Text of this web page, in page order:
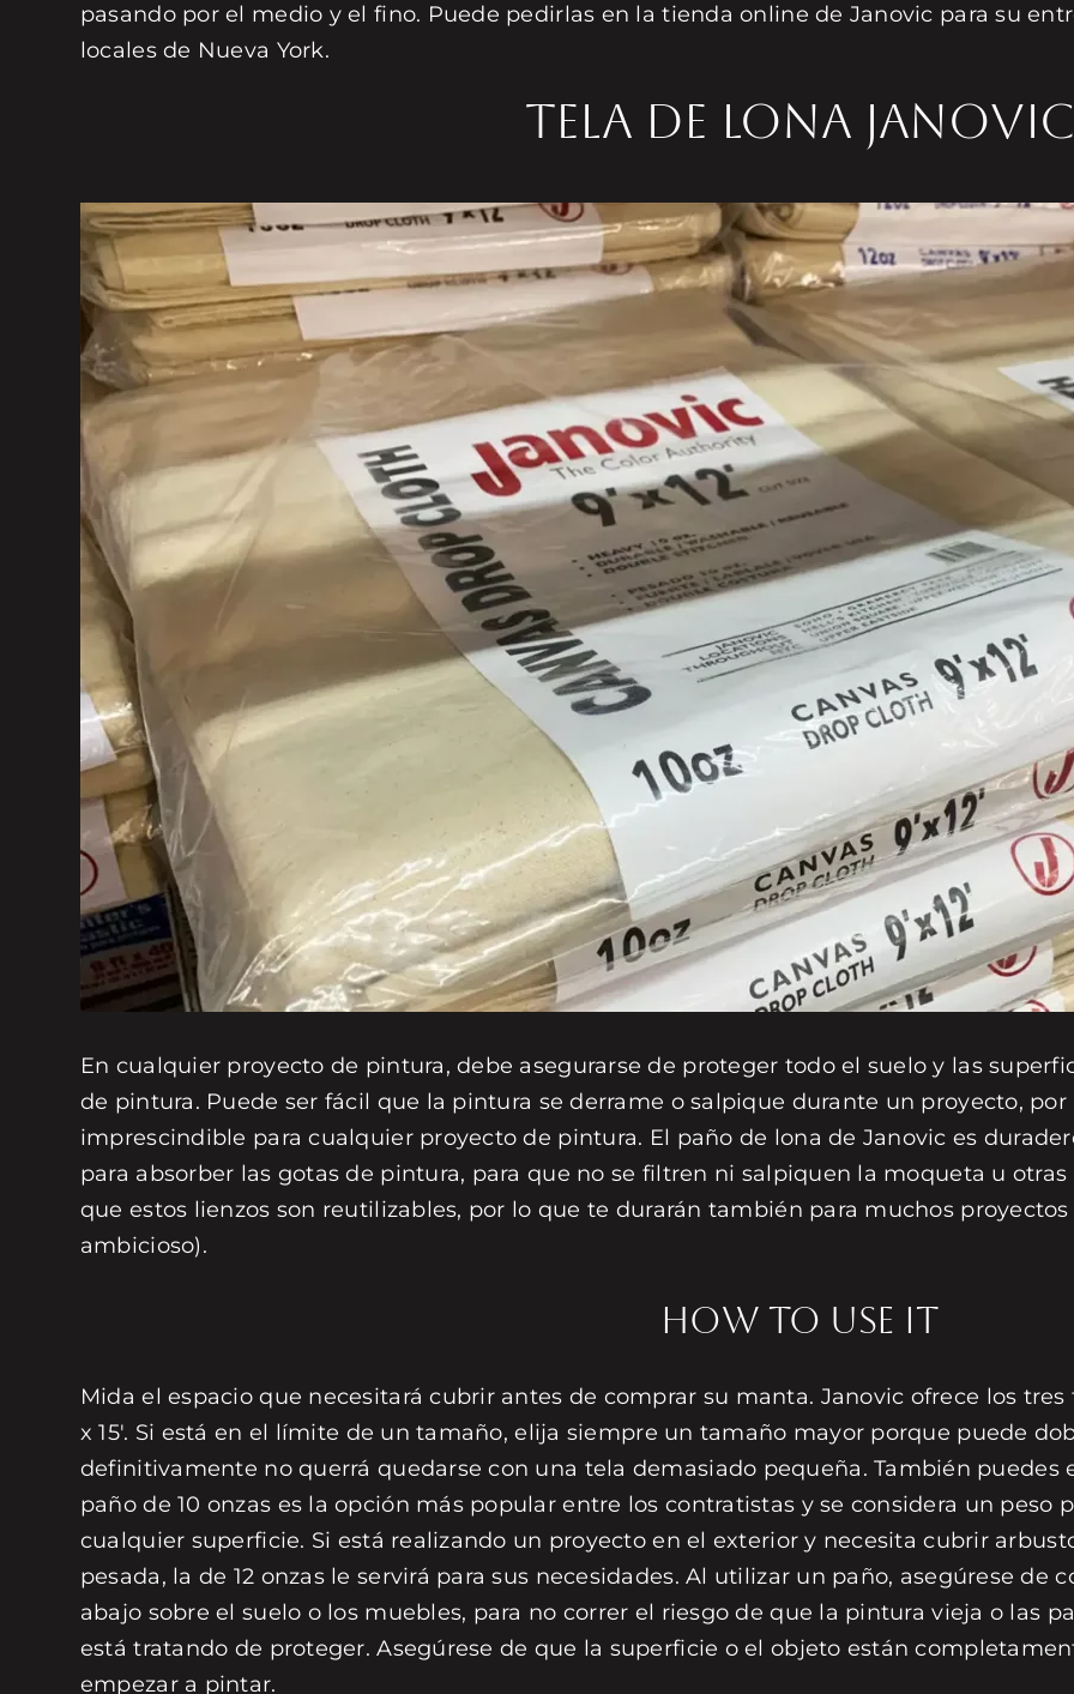
pasando por el medio y el fino. Puede pedirlas en la tienda online de Janovic para su
locales de Nueva York.
Tela de lona Janovic
En cualquier proyecto de pintura, debe asegurarse de proteger todo el suelo y las
de pintura. Puede ser fácil que la pintura se derrame o salpique durante un proyecto,
imprescindible para cualquier proyecto de pintura. El paño de lona de Janovic es
para absorber las gotas de pintura, para que no se filtren ni salpiquen la moqueta u
que estos lienzos son reutilizables, por lo que te durarán también para muchos
ambicioso).
HOW TO USE IT
Mida el espacio que necesitará cubrir antes de comprar su manta. Janovic ofrece los tres
x 15'. Si está en el límite de un tamaño, elija siempre un tamaño mayor porque puede
definitivamente no querrá quedarse con una tela demasiado pequeña. También puedes
paño de 10 onzas es la opción más popular entre los contratistas y se considera un peso
cualquier superficie. Si está realizando un proyecto en el exterior y necesita cubrir
pesada, la de 12 onzas le servirá para sus necesidades. Al utilizar un paño, asegúrese de
abajo sobre el suelo o los muebles, para no correr el riesgo de que la pintura vieja o las
está tratando de proteger. Asegúrese de que la superficie o el objeto están
empezar a pintar.